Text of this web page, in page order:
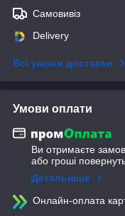
Самовивіз
Delivery
Всі умови доставки
Умови оплати
Ви отримаєте
або гроші
Детальніше
Онлайн-оплата